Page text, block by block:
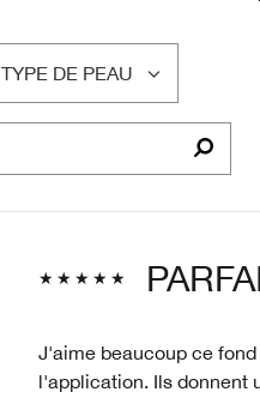
TYPE DE PEAU
FRANÇAIS
J'aime beaucoup ce
l'application. Ils donnent